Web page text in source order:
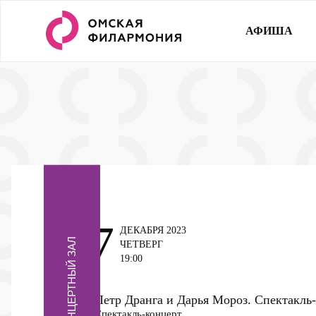
АФИША
КОНЦЕРТНЫЙ ЗАЛ Петр Дранга и Дарья Мороз.
7
ДЕКАБРЯ 2023
ЧЕТВЕРГ
19:00